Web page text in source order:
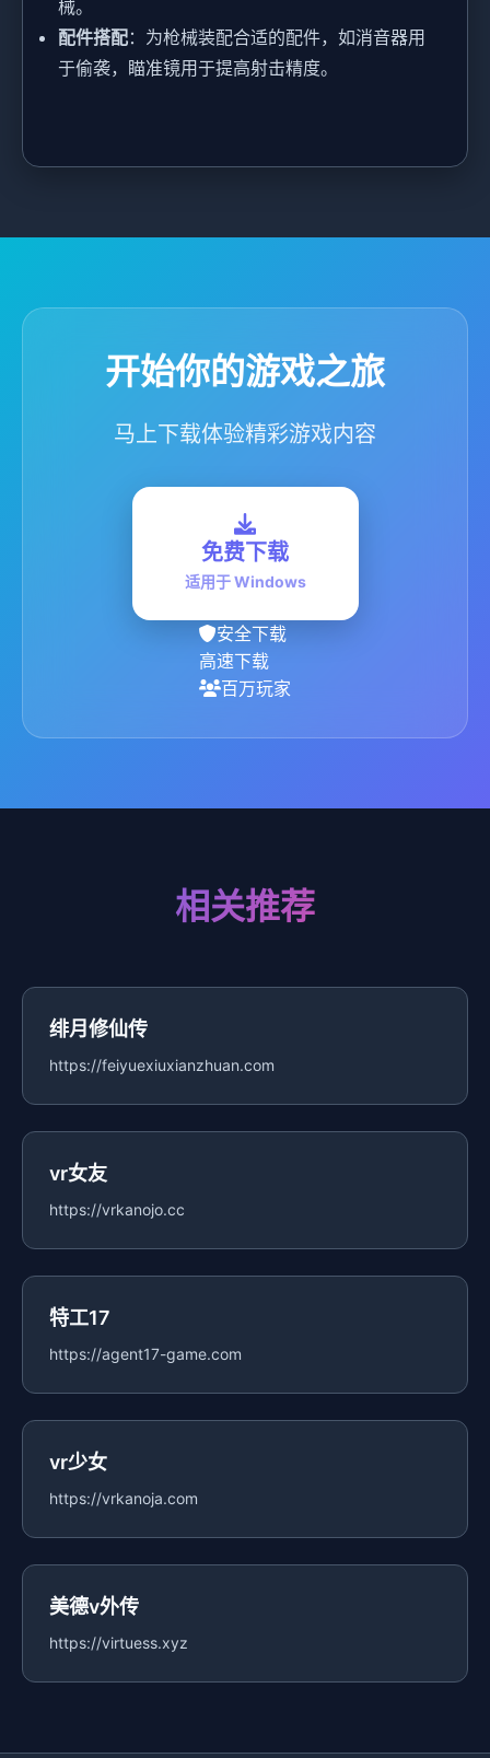
械。
配件搭配：为枪械装配合适的配件，如消音器用
于偷袭，瞄准镜用于提高射击精度。
开始你的游戏之旅
马上下载体验精彩游戏内容
免费下载
适用于 Windows
安全下载
高速下载
百万玩家
相关推荐
绯月修仙传
https://feiyuexiuxianzhuan.com
vr女友
https://vrkanojo.cc
特工17
https://agent17-game.com
vr少女
https://vrkanoja.com
美德v外传
https://virtuess.xyz